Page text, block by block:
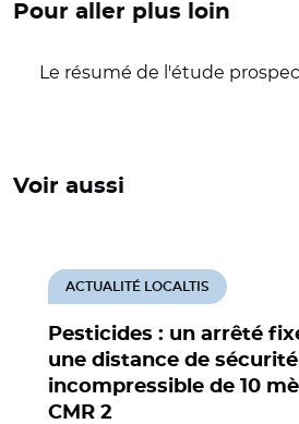
Pour aller plus loin
Le résumé de l'étude
Voir aussi
Pesticides : un arrêté
une distance de sécurité
incompressible de 10
CMR 2
ACTUALITÉ LOCALTIS